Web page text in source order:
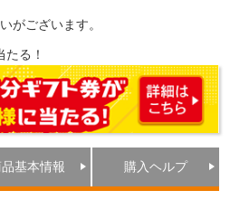
がございます。
る！
基本情報 購入ヘルプ